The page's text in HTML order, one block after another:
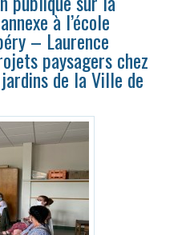
à l’école
– Laurence
paysagers chez
de la Ville de